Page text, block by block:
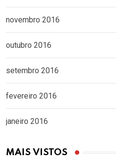
novembro 2016
outubro 2016
setembro 2016
fevereiro 2016
janeiro 2016
MAIS VISTOS